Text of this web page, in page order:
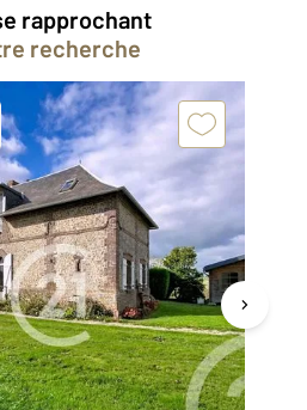
rapprochant
recherche